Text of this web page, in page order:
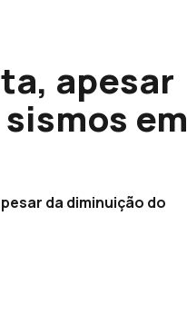
apesar
em
da diminuição do